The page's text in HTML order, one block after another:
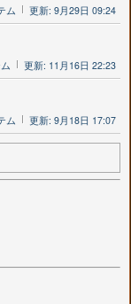
ム 更新: 9月29日 09:24
更新: 11月16日 22:23
ム 更新: 9月18日 17:07